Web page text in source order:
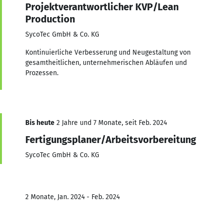
Projektverantwortlicher KVP/Lean
Production
SycoTec GmbH & Co. KG
Kontinuierliche Verbesserung und Neugestaltung von
gesamtheitlichen, unternehmerischen Abläufen und
Prozessen.
Bis heute 2 Jahre und 7 Monate, seit Feb. 2024
Fertigungsplaner/Arbeitsvorbereitung
SycoTec GmbH & Co. KG
2 Monate, Jan. 2024 - Feb. 2024